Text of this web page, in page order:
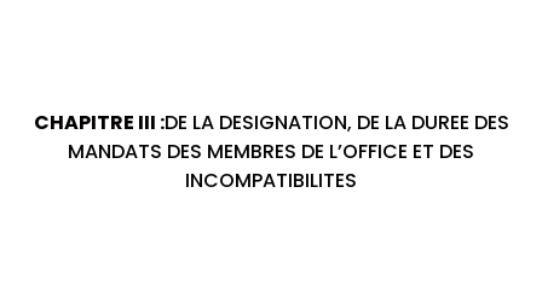
CHAPITRE III :DE LA DESIGNATION, DE LA DUREE DES
MANDATS DES MEMBRES DE L’OFFICE ET DES
INCOMPATIBILITES